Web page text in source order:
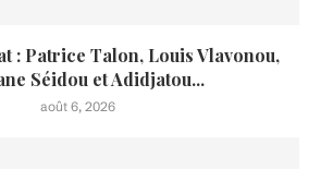
: Patrice Talon, Louis Vlavonou,
Séidou et Adidjatou...
août 6, 2026